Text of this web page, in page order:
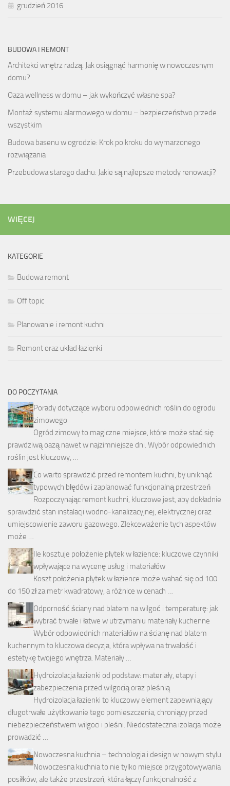
grudzień 2016
BUDOWA I REMONT
Architekci wnętrz radzą: Jak osiągnąć harmonię w nowoczesnym
domu?
Oaza wellness w domu – jak wykończyć własne spa?
Montaż systemu alarmowego w domu – bezpieczeństwo przede
wszystkim
Budowa basenu w ogrodzie: Krok po kroku do wymarzonego
rozwiązania
Przebudowa starego dachu: Jakie są najlepsze metody renowacji?
WIĘCEJ
KATEGORIE
Budowa remont
Off topic
Planowanie i remont kuchni
Remont oraz układ łazienki
DO POCZYTANIA
Porady dotyczące wyboru odpowiednich roślin do ogrodu
zimowego
Ogród zimowy to magiczne miejsce, które może stać się
prawdziwą oazą nawet w najzimniejsze dni. Wybór odpowiednich
roślin jest kluczowy, …
Co warto sprawdzić przed remontem kuchni, by uniknąć
typowych błędów i zaplanować funkcjonalną przestrzeń
Rozpoczynając remont kuchni, kluczowe jest, aby dokładnie
sprawdzić stan instalacji wodno-kanalizacyjnej, elektrycznej oraz
umiejscowienie zaworu gazowego. Zlekceważenie tych aspektów
może …
Ile kosztuje położenie płytek w łazience: kluczowe czynniki
wpływające na wycenę usług i materiałów
Koszt położenia płytek w łazience może wahać się od 100
do 150 zł za metr kwadratowy, a różnice w cenach …
Odporność ściany nad blatem na wilgoć i temperaturę: jak
wybrać trwałe i łatwe w utrzymaniu materiały kuchenne
Wybór odpowiednich materiałów na ścianę nad blatem
kuchennym to kluczowa decyzja, która wpływa na trwałość i
estetykę twojego wnętrza. Materiały …
Hydroizolacja łazienki od podstaw: materiały, etapy i
zabezpieczenia przed wilgocią oraz pleśnią
Hydroizolacja łazienki to kluczowy element zapewniający
długotrwałe użytkowanie tego pomieszczenia, chroniący przed
niebezpieczeństwem wilgoci i pleśni. Niedostateczna izolacja może
prowadzić …
Nowoczesna kuchnia – technologia i design w nowym stylu
Nowoczesna kuchnia to nie tylko miejsce przygotowywania
posiłków, ale także przestrzeń, która łączy funkcjonalność z